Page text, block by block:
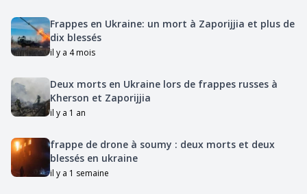
Frappes en Ukraine: un mort à Zaporijjia et plus de
dix blessés
il y a 4 mois
Deux morts en Ukraine lors de frappes russes à
Kherson et Zaporijjia
il y a 1 an
frappe de drone à soumy : deux morts et deux
blessés en ukraine
il y a 1 semaine